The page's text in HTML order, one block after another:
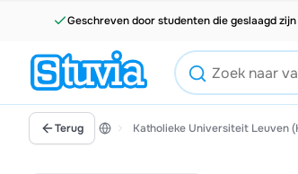
Geschreven door studenten die geslaagd zijn
Terug Katholieke Universiteit Leuven